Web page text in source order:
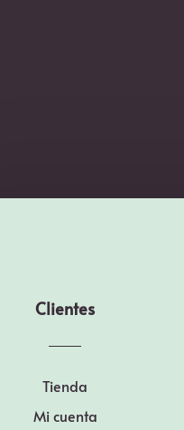
Clientes
Tienda
Mi cuenta